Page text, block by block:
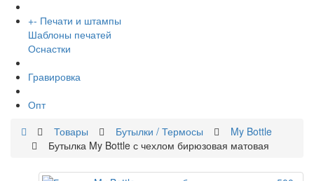
+- Печати и штампы
Шаблоны печатей
Оснастки
Гравировка
Опт
Товары
Бутылки / Термосы
My Bottle
Бутылка My Bottle с чехлом бирюзовая матовая